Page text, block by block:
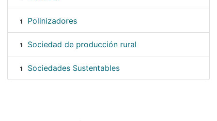
1 Polinizadores
1 Sociedad de producción rural
1 Sociedades Sustentables